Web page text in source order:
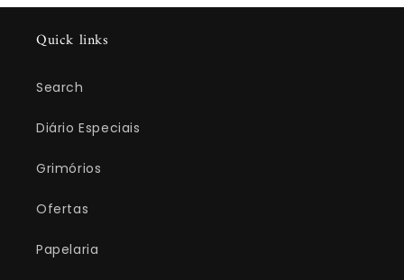
Quick links
Search
Diário Especiais
Grimórios
Ofertas
Papelaria